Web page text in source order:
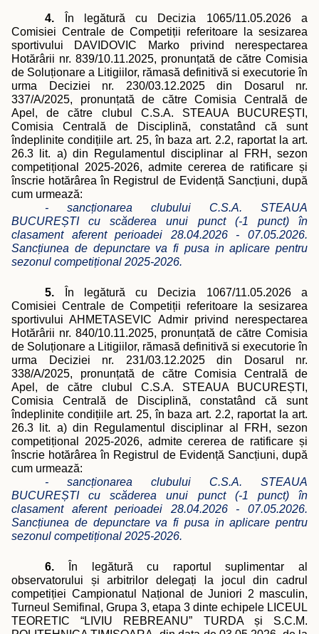
4.
În legătură cu Decizia 1065/11.05.2026 a
Comisiei Centrale de Competiții referitoare la sesizarea
sportivului DAVIDOVIC Marko privind nerespectarea
Hotărârii nr. 839/10.11.2025, pronunțată de către Comisia
de Soluționare a Litigiilor, rămasă definitivă si executorie în
urma Deciziei nr. 230/03.12.2025 din Dosarul nr.
337/A/2025, pronunțată de către Comisia Centrală de
Apel, de către clubul C.S.A. STEAUA BUCUREȘTI,
Comisia Centrală de Disciplină, constatând că sunt
îndeplinite condițiile art. 25, în baza art. 2.2, raportat la art.
26.3 lit. a) din Regulamentul disciplinar al FRH, sezon
competițional 2025-2026, admite cererea de ratificare și
înscrie hotărârea în Registrul de Evidență Sancțiuni, după
cum urmează:
- sancționarea clubului C.S.A. STEAUA
BUCUREȘTI cu scăderea unui punct (-1 punct) în
clasament aferent perioadei 28.04.2026 - 07.05.2026.
Sancțiunea de depunctare va fi pusa in aplicare pentru
sezonul competițional 2025-2026.
5.
În legătură cu Decizia 1067/11.05.2026 a
Comisiei Centrale de Competiții referitoare la sesizarea
sportivului AHMETASEVIC Admir privind nerespectarea
Hotărârii nr. 840/10.11.2025, pronunțată de către Comisia
de Soluționare a Litigiilor, rămasă definitivă si executorie în
urma Deciziei nr. 231/03.12.2025 din Dosarul nr.
338/A/2025, pronunțată de către Comisia Centrală de
Apel, de către clubul C.S.A. STEAUA BUCUREȘTI,
Comisia Centrală de Disciplină, constatând că sunt
îndeplinite condițiile art. 25, în baza art. 2.2, raportat la art.
26.3 lit. a) din Regulamentul disciplinar al FRH, sezon
competițional 2025-2026, admite cererea de ratificare și
înscrie hotărârea în Registrul de Evidență Sancțiuni, după
cum urmează:
- sancționarea clubului C.S.A. STEAUA
BUCUREȘTI cu scăderea unui punct (-1 punct) în
clasament aferent perioadei 28.04.2026 - 07.05.2026.
Sancțiunea de depunctare va fi pusa in aplicare pentru
sezonul competițional 2025-2026.
6.
În legătură cu raportul suplimentar al
observatorului și arbitrilor delegați la jocul din cadrul
competiției Campionatul Național de Juniori 2 masculin,
Turneul Semifinal, Grupa 3, etapa 3 dinte echipele LICEUL
TEORETIC “LIVIU REBREANU” TURDA și S.C.M.